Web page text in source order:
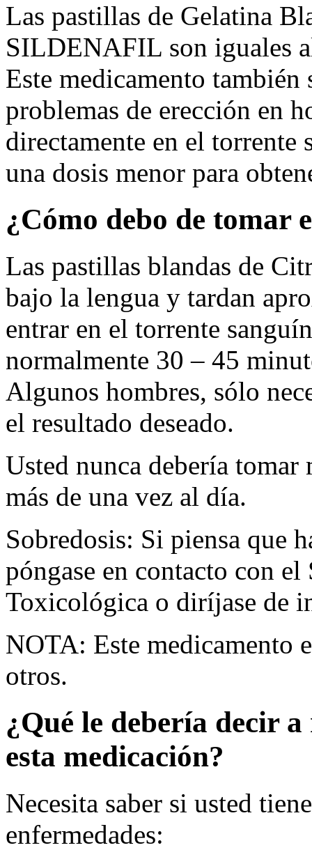
Las pastillas de Gelatina
SILDENAFIL son iguales
Este medicamento
problemas de erección en
directamente en el torrente
una dosis menor para
¿Cómo debo de tomar
Las pastillas blandas de
bajo la lengua y tardan
entrar en el torrente
normalmente 30 – 45
Algunos hombres, sólo
el resultado deseado.
Usted nunca debería
más de una vez al día.
Sobredosis: Si piensa que
póngase en contacto con
Toxicológica o diríjase de
NOTA: Este medicamento
otros.
¿Qué le debería decir
esta medicación?
Necesita saber si usted
enfermedades: